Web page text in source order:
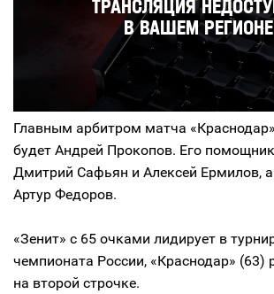
Главным арбитром матча
будет Андрей Прокопов. Его
Дмитрий Сафьян и Алексей Ермилов,
Артур Федоров.
«Зенит» с 65 очками лидирует в
чемпионата России, «Краснодар» (63)
на второй строчке.